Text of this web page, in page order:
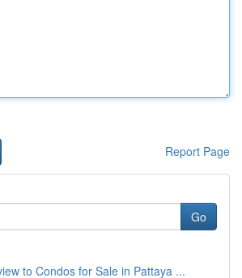
Report Page
Go
to Condos for Sale in Pattaya ...